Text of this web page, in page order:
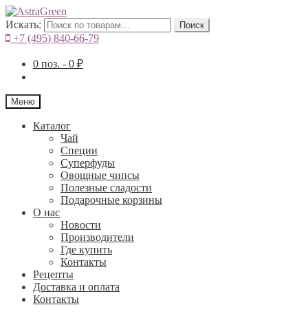
Искать: Поиск
+7 (495) 840-66-79
0 поз. - 0 ₽
Меню
Каталог
Чай
Специи
Cуперфуды
Овощные чипсы
Полезные сладости
Подарочные корзины
О нас
Новости
Производители
Где купить
Контакты
Рецепты
Доставка и оплата
Контакты